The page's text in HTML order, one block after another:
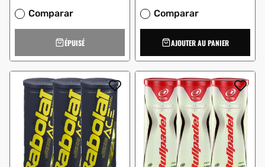
Comparar
ÉPUISÉ
Comparar
AJOUTER AU PANIER